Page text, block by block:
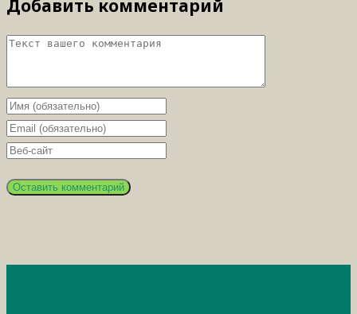
Добавить комментарий